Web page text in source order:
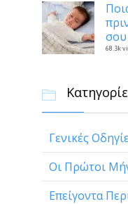
σου
68.3k

Γενικές
Οι Πρώτοι
Επείγοντα